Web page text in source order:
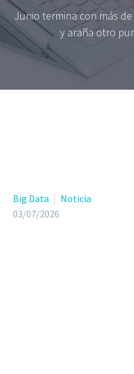
Junio termina con más
y araña otro
Big Data
Noticia
03/07/2026